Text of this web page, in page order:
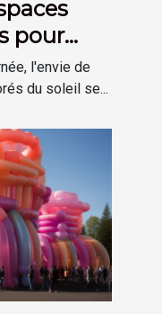
pour
rayons
l'envie de
du soleil se...